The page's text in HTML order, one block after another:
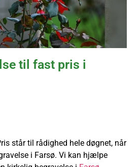
til fast pris i
står til rådighed hele døgnet, når
i Farsø. Vi kan hjælpe